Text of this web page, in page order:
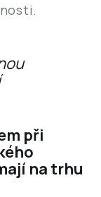
při
na trhu